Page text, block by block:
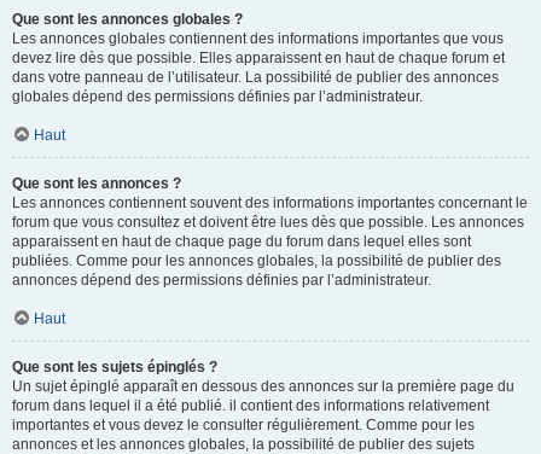
Que sont les annonces globales ?
Les annonces globales contiennent des informations importantes que vous
devez lire dès que possible. Elles apparaissent en haut de chaque forum et
dans votre panneau de l’utilisateur. La possibilité de publier des annonces
globales dépend des permissions définies par l’administrateur.
Haut
Que sont les annonces ?
Les annonces contiennent souvent des informations importantes concernant le
forum que vous consultez et doivent être lues dès que possible. Les annonces
apparaissent en haut de chaque page du forum dans lequel elles sont
publiées. Comme pour les annonces globales, la possibilité de publier des
annonces dépend des permissions définies par l’administrateur.
Haut
Que sont les sujets épinglés ?
Un sujet épinglé apparaît en dessous des annonces sur la première page du
forum dans lequel il a été publié. il contient des informations relativement
importantes et vous devez le consulter régulièrement. Comme pour les
annonces et les annonces globales, la possibilité de publier des sujets